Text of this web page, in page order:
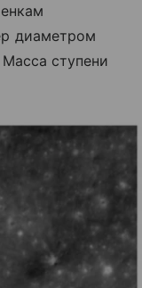
диаметром
ступени